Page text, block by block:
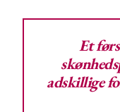
Et
adskillige